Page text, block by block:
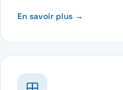
En savoir plus →